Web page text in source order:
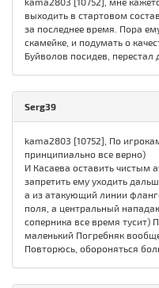
выходить в стартовом
за последнее время. Пора
скамейке, и подумать о
Буйволов посидев,
Serg39
kama2803 [10752], По
принципиально все верно)
И Касаева оставить чистым
запретить ему уходить
а из атакующий линии
поля, а центральный
соперника все время тусит)
маленький Погребняк
Повторюсь, обороняться